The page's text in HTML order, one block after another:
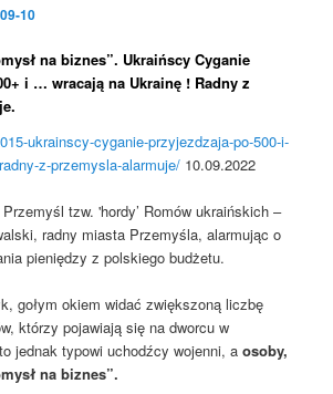
10
na biznes”. Ukraińscy Cyganie
i … wracają na Ukrainę ! Radny z
ukrainscy-cyganie-przyjezdzaja-po-500-i-
z-przemysla-alarmuje/ 10.09.2022
tzw. 'hordy’ Romów ukraińskich –
radny miasta Przemyśla, alarmując o
pieniędzy z polskiego budżetu.
gołym okiem widać zwiększoną liczbę
którzy pojawiają się na dworcu w
jednak typowi uchodźcy wojenni, a osoby,
na biznes”.